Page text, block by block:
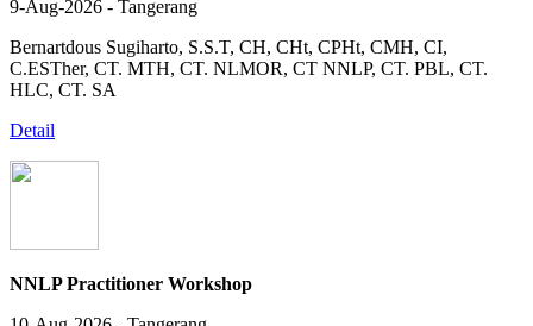
9-Aug-2026 - Tangerang
Bernartdous Sugiharto, S.S.T, CH, CHt, CPHt, CMH, CI,
C.ESTher, CT. MTH, CT. NLMOR, CT NNLP, CT. PBL, CT.
HLC, CT. SA
Detail
NNLP Practitioner Workshop